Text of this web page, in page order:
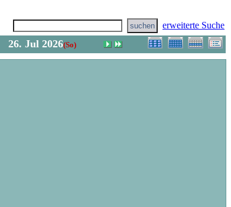
erweiterte Suche
26. Jul 2026(So)